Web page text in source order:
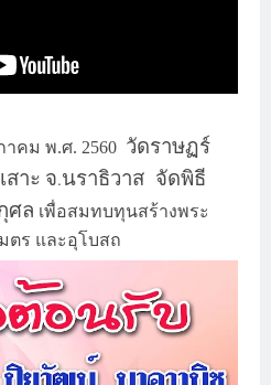
คม พ.ศ. 2560 วัดราษฏร์
สาะ จ.นราธิวาส จัดพิธี
ศล เพื่อสมทบทุนสร้างพระ
ตร และอุโบสถ